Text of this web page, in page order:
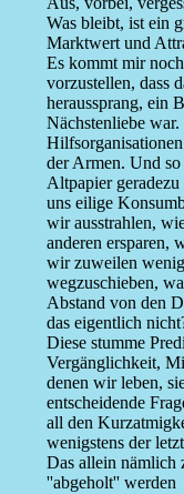
Was bleibt, ist ein
Marktwert und
Es kommt mir
vorzustellen, dass
heraussprang, ein
Nächstenliebe
der Armen. Und
Altpapier geradezu
uns eilige
wir ausstrahlen,
anderen ersparen,
wir zuweilen
wegzuschieben,
Abstand von den
das eigentlich
Diese stumme
Vergänglichkeit,
denen wir leben,
entscheidende
all den
wenigstens der
Das allein nämlich
''abgeholt'' werden